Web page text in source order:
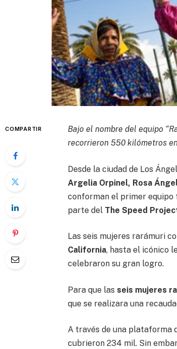
COMPARTIR
Bajo el nombre del equipo
recorrieron 550 kilómetros
Desde la ciudad de Los
Argelia Orpinel, Rosa
conforman el primer equipo
parte del The Speed
Las seis mujeres rarámuri
California, hasta el icónico
celebraron su gran logro.
Para que lasseis mujeres
que se realizara una
A través de una plataforma
cubrieron 234 mil. Sin